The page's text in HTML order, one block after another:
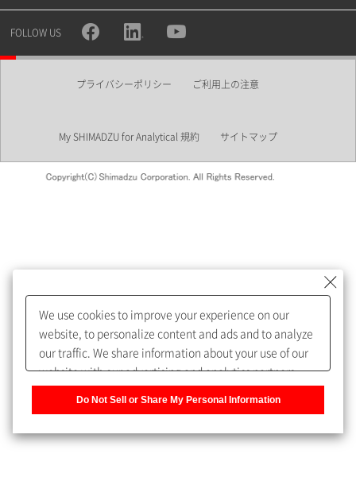
所属部署
めします。
My SHIMADZU for Analyticalへ登録いただくと、技術情報や
取扱説明書・Webinarなどの閲覧ができます。
うになります。
FOLLOW US
プライバシーポリシー ご利用上の注意
My SHIMADZU for Analytical 規約 サイトマップ
We use cookies to improve your experience on our
website, to personalize content and ads and to analyze
our traffic. We share information about your use of our
website with our advertising and analytics partners,
Do Not Sell or Share My Personal Information